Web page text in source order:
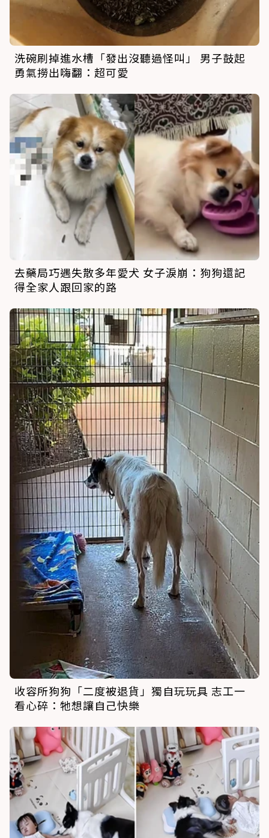
洗碗刷掉進水槽「發出沒聽過怪叫」 男子鼓起
勇氣撈出嗨翻：超可愛
去藥局巧遇失散多年愛犬 女子淚崩：狗狗還記
得全家人跟回家的路
收容所狗狗「二度被退貨」獨自玩玩具 志工一
看心碎：牠想讓自己快樂